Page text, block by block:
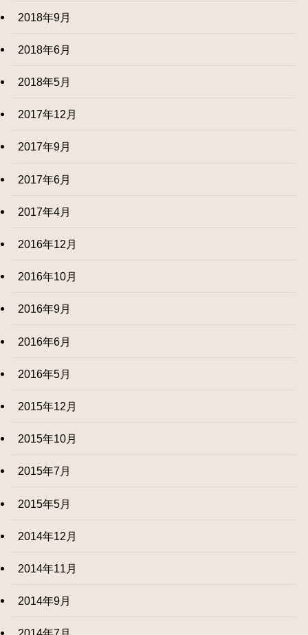
2018年9月
2018年6月
2018年5月
2017年12月
2017年9月
2017年6月
2017年4月
2016年12月
2016年10月
2016年9月
2016年6月
2016年5月
2015年12月
2015年10月
2015年7月
2015年5月
2014年12月
2014年11月
2014年9月